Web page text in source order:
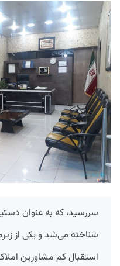
سررسید، که به عنوان
شناخته می‌شد و یکی از
استقبال کم مشاورین